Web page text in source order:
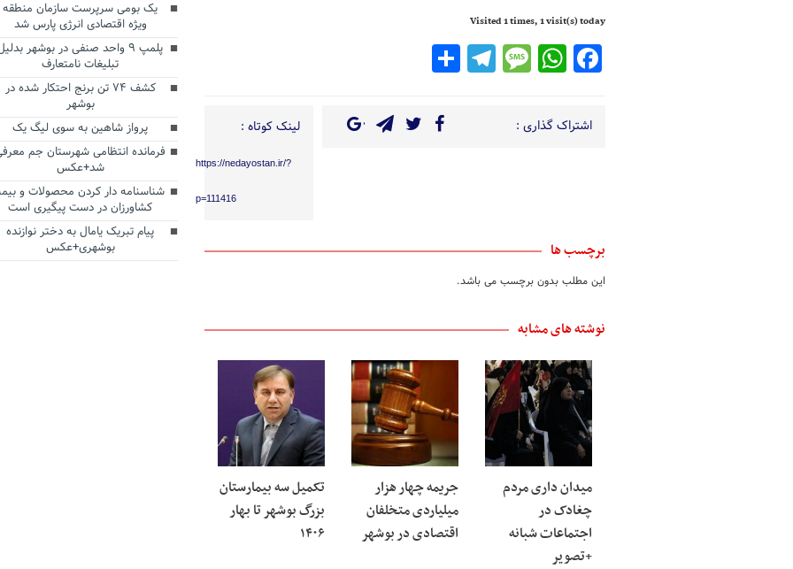
Visited 1 times, 1 visit(s) today
Facebook
WhatsApp
Message
Telegram
Share
اشتراک گذاری : لینک کوتاه :
https://nedayostan.ir/?
p=111416
برچسب ها
این مطلب بدون برچسب می باشد.
نوشته های مشابه
میدان داری مردم
چغادک در
اجتماعات شبانه
+تصویر
جریمه چهار هزار
میلیاردی متخلفان
اقتصادی در بوشهر
تکمیل سه بیمارستان
بزرگ بوشهر تا بهار
۱۴۰۶
یک بومی سرپرست سازمان منطقه
ویژه اقتصادی انرژی پارس شد
پلمپ ۹ واحد صنفی در بوشهر
تبلیغات نامتعارف
کشف ۷۴ تن برنج احتکار شده در
بوشهر
پرواز شاهین به سوی لیگ یک
فرمانده انتظامی شهرستان جم
شد+عکس
شناسنامه دار کردن محصولات و
کشاورزان در دست پیگیری است
پیام تبریک یامال به دختر نوازنده
بوشهری+عکس